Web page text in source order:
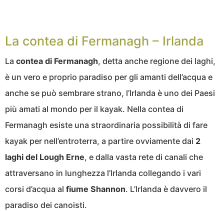
La contea di Fermanagh – Irlanda
La contea di Fermanagh, detta anche regione dei laghi,
è un vero e proprio paradiso per gli amanti dell’acqua e
anche se può sembrare strano, l’Irlanda è uno dei Paesi
più amati al mondo per il kayak. Nella contea di
Fermanagh esiste una straordinaria possibilità di fare
kayak per nell’entroterra, a partire ovviamente dai 2
laghi del Lough Erne, e dalla vasta rete di canali che
attraversano in lunghezza l’Irlanda collegando i vari
corsi d’acqua al fiume Shannon. L’Irlanda è davvero il
paradiso dei canoisti.